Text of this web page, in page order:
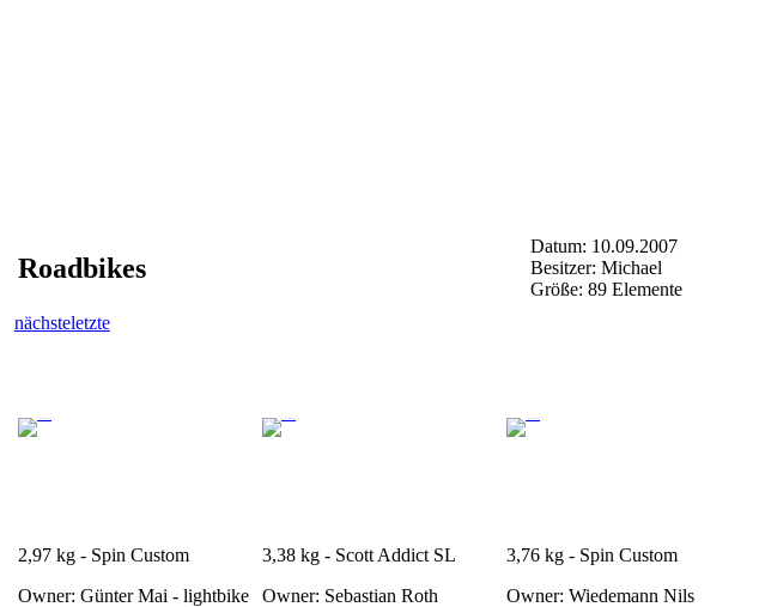
Roadbikes
Datum: 10.09.2007
Besitzer: Michael
Größe: 89 Elemente
nächsteletzte
2,97 kg - Spin Custom
Owner: Günter Mai - lightbike
3,38 kg - Scott Addict SL
Owner: Sebastian Roth
3,76 kg - Spin Custom
Owner: Wiedemann Nils